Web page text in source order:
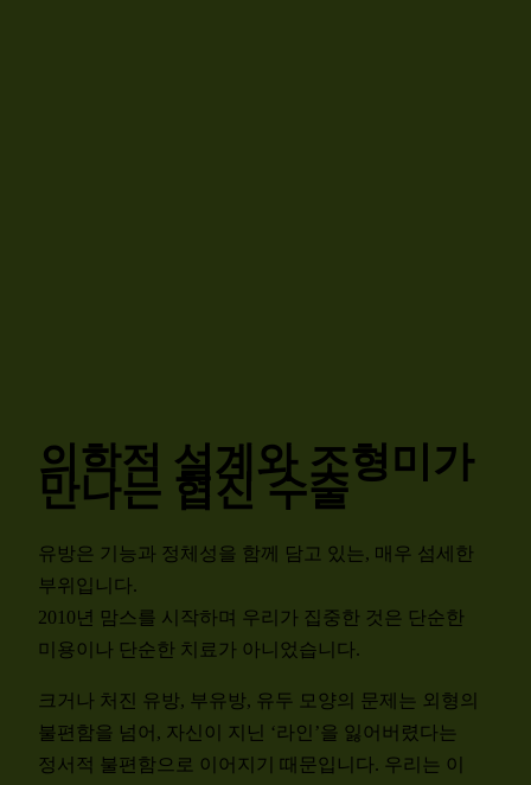
의학적 설계와 조형미가
만나는 협진 수술
유방은 기능과 정체성을 함께 담고 있는, 매우 섬세한
부위입니다.
2010년 맘스를 시작하며 우리가 집중한 것은 단순한
미용이나 단순한 치료가 아니었습니다.
크거나 처진 유방, 부유방, 유두 모양의 문제는 외형의
불편함을 넘어, 자신이 지닌 ‘라인’을 잃어버렸다는
정서적 불편함으로 이어지기 때문입니다. 우리는 이